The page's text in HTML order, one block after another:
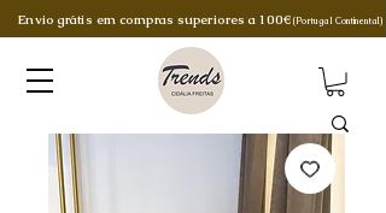
Envio grátis em compras superiores a 100€ (Portugal Continental)